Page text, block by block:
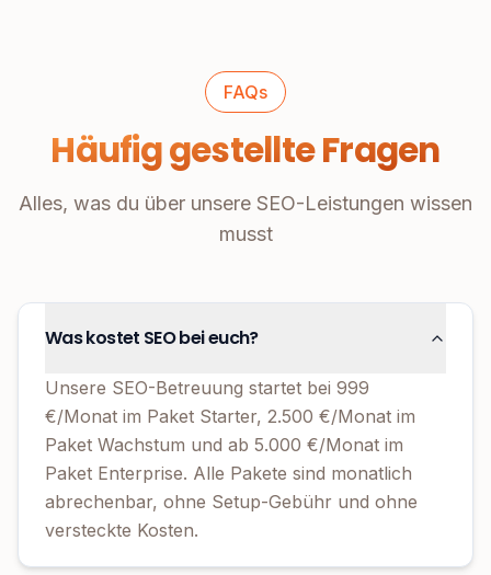
FAQs
Häufig gestellte Fragen
Alles, was du über unsere SEO-Leistungen wissen
musst
Was kostet SEO bei euch?
Unsere SEO-Betreuung startet bei 999
€/Monat im Paket Starter, 2.500 €/Monat im
Paket Wachstum und ab 5.000 €/Monat im
Paket Enterprise. Alle Pakete sind monatlich
abrechenbar, ohne Setup-Gebühr und ohne
versteckte Kosten.